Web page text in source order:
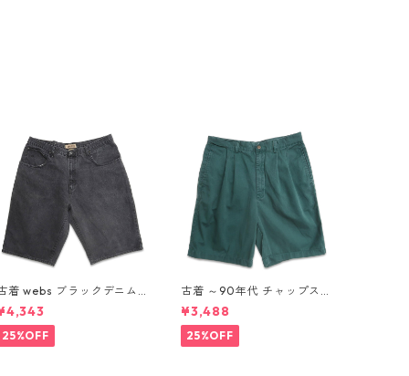
着 webs ブラックデニム
ョートパンツ ハーフパン
ツ 表記：W42 gd410354
n w60802
25%OFF
古着 ～90年代 チャップス
ラルフローレン CHAPS RAL
PH LAUREN ツータック シ
ョーツ ショートパンツ ハー
フパンツ グリーン 表記：W
¥3,488
25%OFF